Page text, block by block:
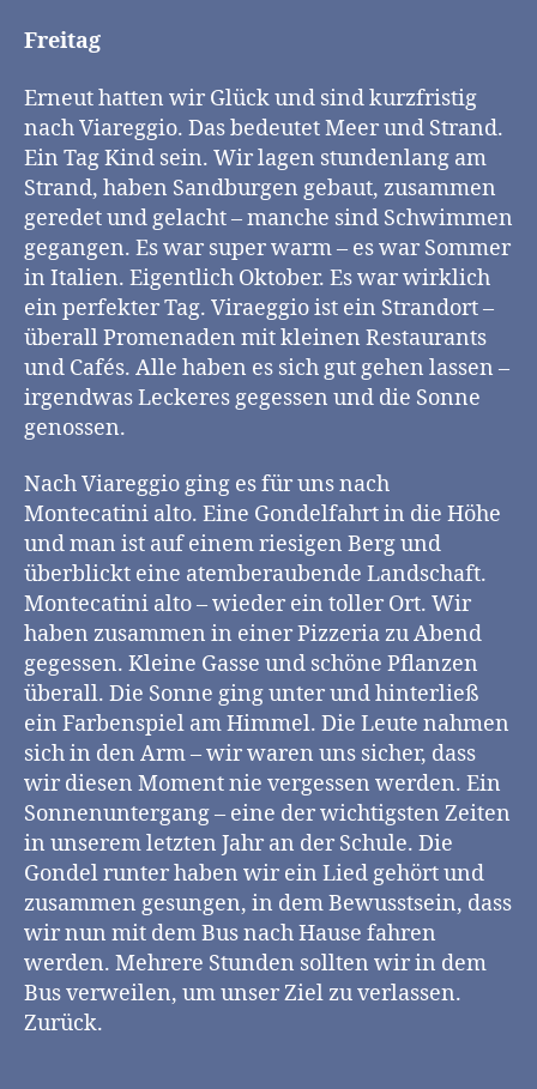
Freitag
Erneut hatten wir Glück und sind kurzfristig
nach Viareggio. Das bedeutet Meer und Strand.
Ein Tag Kind sein. Wir lagen stundenlang am
Strand, haben Sandburgen gebaut, zusammen
geredet und gelacht – manche sind Schwimmen
gegangen. Es war super warm – es war Sommer
in Italien. Eigentlich Oktober. Es war wirklich
ein perfekter Tag. Viraeggio ist ein Strandort –
überall Promenaden mit kleinen Restaurants
und Cafés. Alle haben es sich gut gehen lassen –
irgendwas Leckeres gegessen und die Sonne
genossen.
Nach Viareggio ging es für uns nach
Montecatini alto. Eine Gondelfahrt in die Höhe
und man ist auf einem riesigen Berg und
überblickt eine atemberaubende Landschaft.
Montecatini alto – wieder ein toller Ort. Wir
haben zusammen in einer Pizzeria zu Abend
gegessen. Kleine Gasse und schöne Pflanzen
überall. Die Sonne ging unter und hinterließ
ein Farbenspiel am Himmel. Die Leute nahmen
sich in den Arm – wir waren uns sicher, dass
wir diesen Moment nie vergessen werden. Ein
Sonnenuntergang – eine der wichtigsten Zeiten
in unserem letzten Jahr an der Schule. Die
Gondel runter haben wir ein Lied gehört und
zusammen gesungen, in dem Bewusstsein, dass
wir nun mit dem Bus nach Hause fahren
werden. Mehrere Stunden sollten wir in dem
Bus verweilen, um unser Ziel zu verlassen.
Zurück.